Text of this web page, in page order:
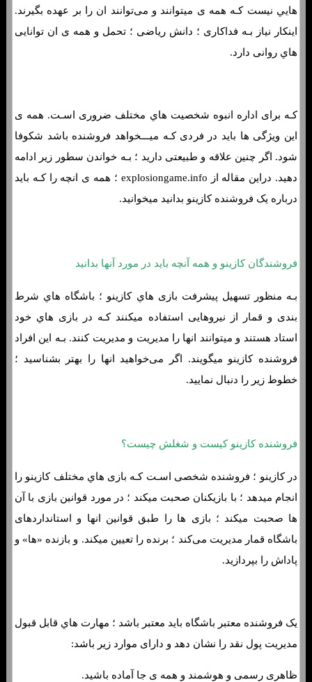
هایي نیست کـه همه ی میتوانند و می‌توانند ان را بر عهده بگیرند.
اینکار نیاز بـه فداکاری ؛ دانش ریاضی ؛ تحمل و همه ی ان توانایی
هاي‌ روانی دارد.
کـه برای اداره انبوه شخصیت هاي‌ مختلف ضروری اسـت. همه ی
این ویژگی ها باید در فردی کـه میـــخواهد فروشنده باشد شکوفا
شود. اگر چنین علاقه و طبیعتی دارید ؛ بـه خواندن سطور زیر ادامه
دهید. دراین مقاله از explosiongame.info ؛ همه ی انچه را کـه باید
درباره یک فروشنده کازینو بدانید میخوانید.
فروشندگان کازینو و همه آنچه باید در مورد آنها بدانید
بـه منظور تسهیل پیشرفت بازی هاي‌ کازینو ؛ باشگاه هاي‌ شرط
بندی و قمار از نیروهایی استفاده میکنند کـه در بازی هاي‌ خود
استاد هستند و میتوانند انها را مدیریت و مدیریت کنند. بـه این افراد
فروشنده کازینو میگویند. اگر می‌خواهید انها را بهتر بشناسید ؛
خطوط زیر را دنبال نمایید.
فروشنده کازینو کیست و شغلش چیست؟
در کازینو ؛ فروشنده شخصی اسـت کـه بازی هاي‌ مختلف کازینو را
انجام میدهد ؛ با بازیکنان صحبت میکند ؛ در مورد قوانین بازی با آن
ها صحبت میکند ؛ بازی ها را طبق قوانین انها و استانداردهای
باشگاه قمار مدیریت می‌کند ؛ برنده را تعیین میکند. و بازنده «ها» و
پاداش را بپردازید.
یک فروشنده معتبر باشگاه باید معتبر باشد ؛ مهارت هاي‌ قابل قبول
مدیریت پول نقد را نشان دهد و دارای موارد زیر باشد:
ظاهری رسمی و هوشمند و همه ی جا آماده باشید.